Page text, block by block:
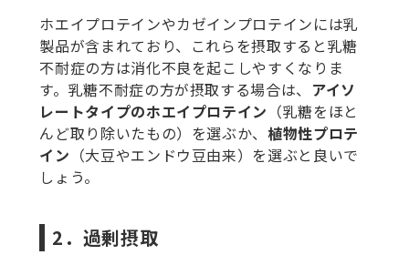
ホエイプロテインやカゼインプロテインには乳
製品が含まれており、これらを摂取すると乳糖
不耐症の方は消化不良を起こしやすくなりま
す。乳糖不耐症の方が摂取する場合は、 アイソ
レートタイプのホエイプロテイン （乳糖をほと
んど取り除いたもの）を選ぶか、植物性プロテ
イン （大豆やエンドウ豆由来）を選ぶと良いで
しょう。
2．過剰摂取